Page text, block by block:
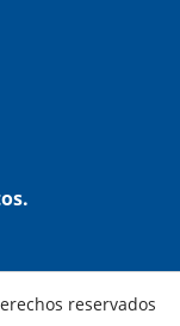
reservados